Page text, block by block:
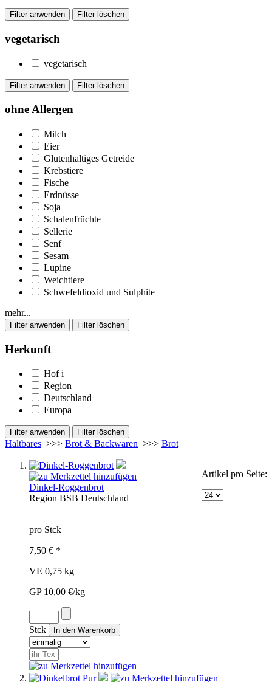
vegetarisch
vegetarisch
ohne Allergen
Milch
Eier
Glutenhaltiges Getreide
Krebstiere
Fische
Erdnüsse
Soja
Schalenfrüchte
Sellerie
Senf
Sesam
Lupine
Weichtiere
Schwefeldioxid und Sulphite
mehr...
Herkunft
Hof i
Region
Deutschland
Europa
Haltbares >>> Brot & Backwaren >>> Brot
Artikel pro Seite:
Dinkel-Roggenbrot
Region BSB Deutschland
pro Stck
7,50 € *
VE 0,75 kg
GP 10,00 €/kg
Stck